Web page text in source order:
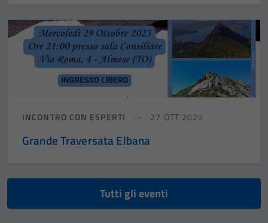
INCONTRO CON ESPERTI 27 OTT 2025
Grande Traversata Elbana
Tutti gli eventi